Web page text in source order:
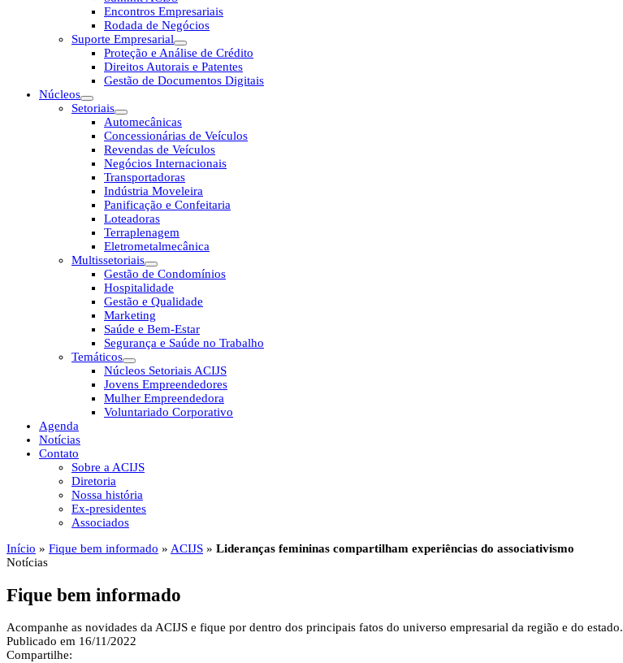
Encontros Empresariais
Rodada de Negócios
Suporte Empresarial
Proteção e Análise de Crédito
Direitos Autorais e Patentes
Gestão de Documentos Digitais
Núcleos
Setoriais
Automecânicas
Concessionárias de Veículos
Revendas de Veículos
Negócios Internacionais
Transportadoras
Indústria Moveleira
Panificação e Confeitaria
Loteadoras
Terraplenagem
Eletrometalmecânica
Multissetoriais
Gestão de Condomínios
Hospitalidade
Gestão e Qualidade
Marketing
Saúde e Bem-Estar
Segurança e Saúde no Trabalho
Temáticos
Núcleos Setoriais ACIJS
Jovens Empreendedores
Mulher Empreendedora
Voluntariado Corporativo
Agenda
Notícias
Contato
Sobre a ACIJS
Diretoria
Nossa história
Ex-presidentes
Associados
Início » Fique bem informado » ACIJS » Lideranças femininas compartilham experiências do associativismo
Notícias
Fique bem informado
Acompanhe as novidades da ACIJS e fique por dentro dos principais fatos do universo empresarial da região e do estado.
Publicado em 16/11/2022
Compartilhe: